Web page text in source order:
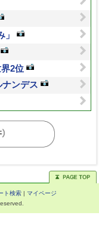
」
2位
ナンデス
ト検索| マイページ